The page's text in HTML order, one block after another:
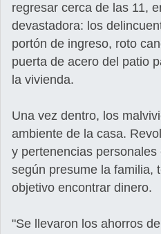
regresar cerca de las 11,
devastadora: los
portón de ingreso, roto
puerta de acero del patio
la vivienda.
Una vez dentro, los
ambiente de la casa.
y pertenencias
según presume la familia,
objetivo encontrar dinero.
"Se llevaron los ahorros